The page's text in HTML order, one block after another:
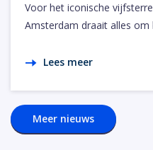
Voor het iconische
Amsterdam draait alles
Lees meer
Meer nieuws